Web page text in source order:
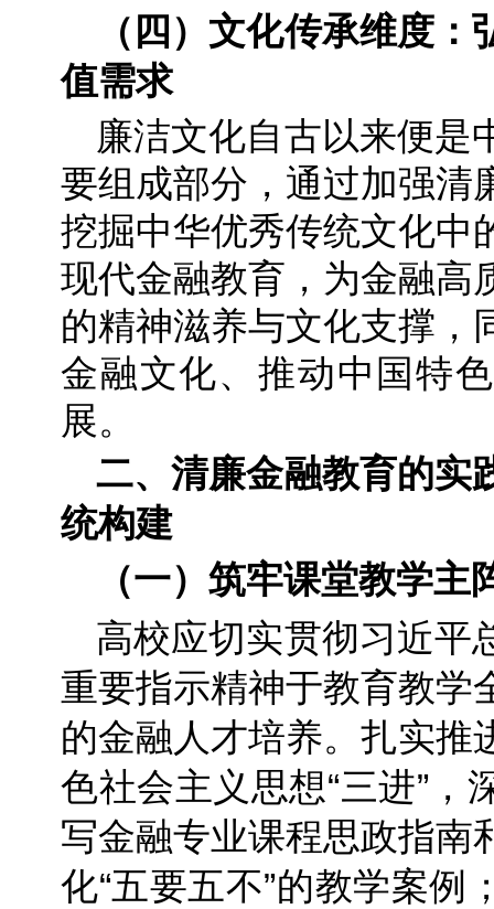
（四）文化传承维度
值需求
廉洁文化自古以来便是
要组成部分，通过加强清
挖掘中华优秀传统文化中
现代金融教育，为金融高
的精神滋养与文化支撑，
金融文化、推动中国特
展。
二、清廉金融教育的实
统构建
（一）筑牢课堂教学主
高校应切实贯彻习近平
重要指示精神于教育教学
的金融人才培养。扎实推
色社会主义思想“三进”，
写金融专业课程思政指南
化“五要五不”的教学案例